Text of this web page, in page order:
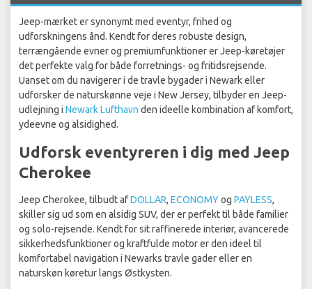
Jeep-mærket er synonymt med eventyr, frihed og
udforskningens ånd. Kendt for deres robuste design,
terrængående evner og premiumfunktioner er Jeep-køretøjer
det perfekte valg for både forretnings- og fritidsrejsende.
Uanset om du navigerer i de travle bygader i Newark eller
udforsker de naturskønne veje i New Jersey, tilbyder en Jeep-
udlejning i Newark Lufthavn den ideelle kombination af komfort,
ydeevne og alsidighed.
Udforsk eventyreren i dig med Jeep
Cherokee
Jeep Cherokee, tilbudt afDOLLAR, ECONOMYog PAYLESS,
skiller sig ud som en alsidig SUV, der er perfekt til både familier
og solo-rejsende. Kendt for sit raffinerede interiør, avancerede
sikkerhedsfunktioner og kraftfulde motor er den ideel til
komfortabel navigation i Newarks travle gader eller en
naturskøn køretur langs Østkysten.